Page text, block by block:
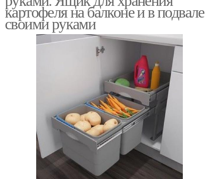
картофеля на балконе и в подвале
своими руками